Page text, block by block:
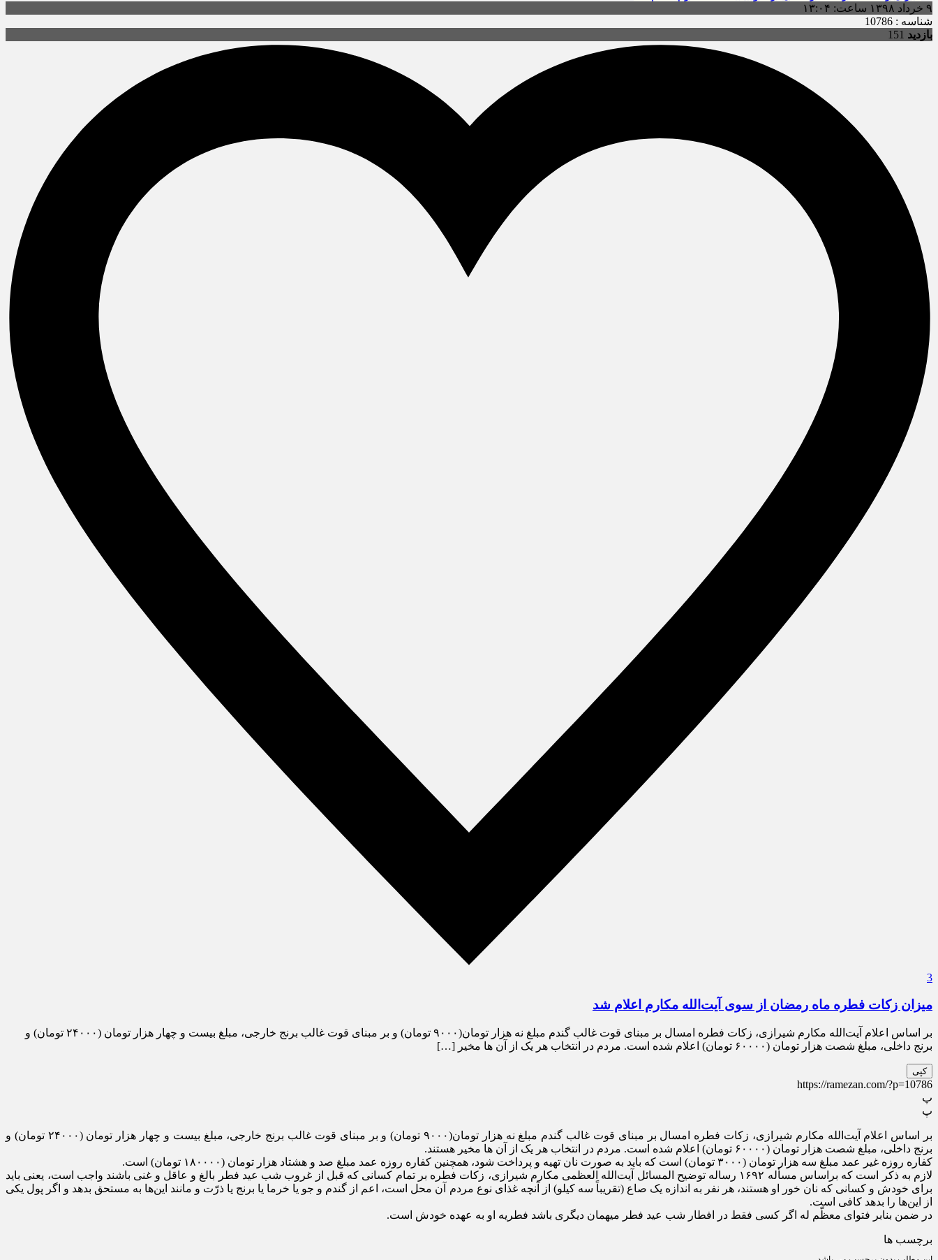
۹ خرداد ۱۳۹۸ ساعت: ۱۳:۰۴
شناسه : 10786
بازدید 151
3
میزان زکات فطره ماه رمضان از سوی آیت‌الله مکارم اعلام شد
بر اساس اعلام آیت‌الله مکارم شیرازی، زکات فطره امسال بر مبنای قوت غالب گندم مبلغ نه هزار تومان(۹۰۰۰ تومان) و بر مبنای قوت غالب برنج خارجی، مبلغ بیست و چهار هزار تومان (۲۴۰۰۰ تومان) و
برنج داخلی، مبلغ شصت هزار تومان (۶۰۰۰۰ تومان) اعلام شده است. مردم در انتخاب هر یک از آن ها مخیر […]
کپی
https://ramezan.com/?p=10786
پ
پ
بر اساس اعلام آیت‌الله مکارم شیرازی، زکات فطره امسال بر مبنای قوت غالب گندم مبلغ نه هزار تومان(۹۰۰۰ تومان) و بر مبنای قوت غالب برنج خارجی، مبلغ بیست و چهار هزار تومان (۲۴۰۰۰ تومان) و
برنج داخلی، مبلغ شصت هزار تومان (۶۰۰۰۰ تومان) اعلام شده است. مردم در انتخاب هر یک از آن ها مخیر هستند.
کفاره روزه غیر عمد مبلغ سه هزار تومان (۳۰۰۰ تومان) است که باید به صورت نان تهیه و پرداخت شود، همچنین کفاره روزه عمد مبلغ صد و هشتاد هزار تومان (۱۸۰۰۰۰ تومان) است.
لازم به ذکر است که براساس مسأله ۱۶۹۲ رساله توضیح المسائل آیت‌الله العظمی مکارم شیرازی، زکات فطره بر تمام کسانى که قبل از غروب شب عید فطر بالغ و عاقل و غنى باشند واجب است، یعنى باید
براى خودش و کسانى که نان خور او هستند، هر نفر به اندازه یک صاع (تقریباً سه کیلو) از آنچه غذاى نوع مردم آن محل است، اعم از گندم و جو یا خرما یا برنج یا ذرّت و مانند این‌ها به مستحق بدهد و اگر پول یکى
از این‌ها را بدهد کافى است.
در ضمن بنابر فتوای معظّم له اگر کسى فقط در افطار شب عید فطر میهمان دیگرى باشد فطریه او به عهده خودش است.
برچسب ها